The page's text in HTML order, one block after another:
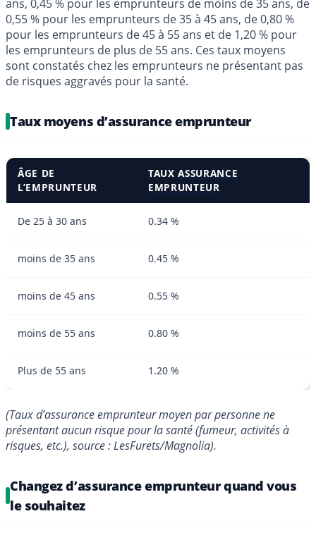
ans, 0,45 % pour les emprunteurs de moins de 35 ans, de
0,55 % pour les emprunteurs de 35 à 45 ans, de 0,80 %
pour les emprunteurs de 45 à 55 ans et de 1,20 % pour
les emprunteurs de plus de 55 ans. Ces taux moyens
sont constatés chez les emprunteurs ne présentant pas
de risques aggravés pour la santé.
Taux moyens d’assurance emprunteur
ÂGE DE
L’EMPRUNTEUR
TAUXASSURANCE
EMPRUNTEUR
De 25 à 30 ans 0.34 %
moins de 35 ans 0.45 %
moins de 45 ans 0.55 %
moins de 55 ans 0.80 %
Plus de 55 ans 1.20 %
(Taux d’assurance emprunteur moyen par personne ne
présentant aucun risque pour la santé (fumeur, activités à
risques, etc.), source : LesFurets/Magnolia).
Changez d’assurance emprunteur quand vous
le souhaitez